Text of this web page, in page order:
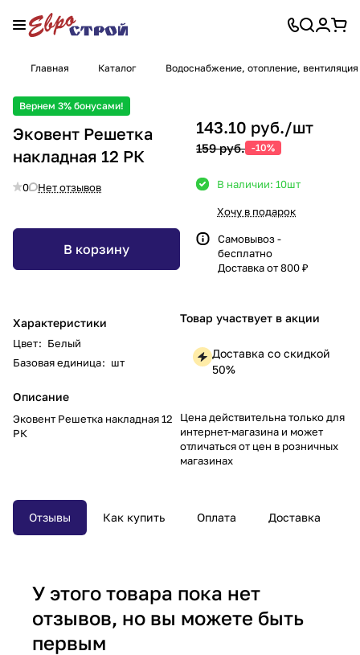
Главная Каталог Водоснабжение, отопление, вентиляция
Вернем 3% бонусами!
Эковент Решетка
накладная 12 РК
0 Нет отзывов
В корзину
Характеристики
Цвет: Белый
Базовая единица: шт
Описание
Эковент Решетка накладная 12
РК
143.10 руб./шт
159 руб. -10%
В наличии: 10шт
Хочу в подарок
Самовывоз -
бесплатно
Доставка от 800 ₽
Товар участвует в акции
Доставка со скидкой
50%
Цена действительна только для
интернет-магазина и может
отличаться от цен в розничных
магазинах
Отзывы Как купить Оплата Доставка
У этого товара пока нет
отзывов, но вы можете быть
первым